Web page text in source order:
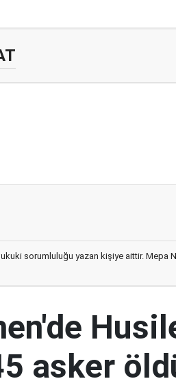
sorumluluğu yazan kişiye aittir. Mepa
asker